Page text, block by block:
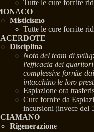
Tutte le cure fornite
Misticismo
Tutte le cure fornite
Disciplina
Nota del team di
l'efficacia dei
complessive fornite
intacchino le loro
Espiazione ora
Cure fornite da
incursioni (invece del
Rigenerazione